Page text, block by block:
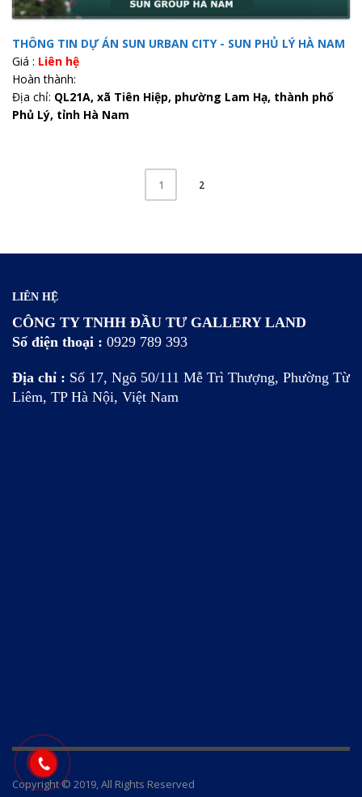
THÔNG TIN DỰ ÁN SUN URBAN CITY - SUN PHỦ LÝ HÀ NAM
Giá : Liên hệ
Hoàn thành:
Địa chỉ: QL21A, xã Tiên Hiệp, phường Lam Hạ, thành phố
Phủ Lý, tỉnh Hà Nam
1 2
LIÊN HỆ
CÔNG TY TNHH ĐẦU TƯ GALLERY LAND
Số điện thoại : 0929 789 393
Địa chỉ : Số 17, Ngõ 50/111 Mễ Trì Thượng, Phường Từ
Liêm, TP Hà Nội, Việt Nam
Copyright © 2019, All Rights Reserved